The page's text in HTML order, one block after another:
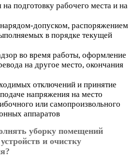
подготовку рабочего места и на
допуском, распоряжением
в порядке текущей
во время работы, оформление
на другое место, окончания
отключений и принятие
напряжения на место
или самопроизвольного
аппаратов
уборку помещений
и очистку